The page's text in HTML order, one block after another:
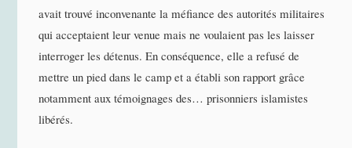
avait trouvé inconvenante la méfiance des autorités militaires
qui acceptaient leur venue mais ne voulaient pas les laisser
interroger les détenus. En conséquence, elle a refusé de
mettre un pied dans le camp et a établi son rapport grâce
notamment aux témoignages des… prisonniers islamistes
libérés.